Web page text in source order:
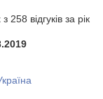
258 відгуків за рік